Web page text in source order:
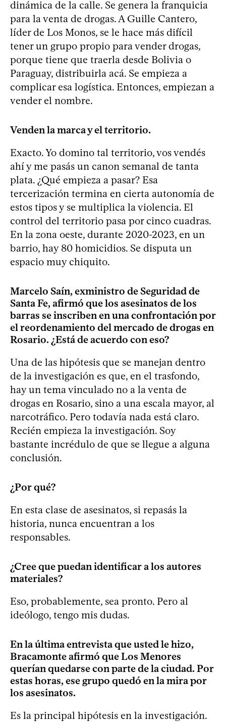
dinámica de la calle. Se genera la franquicia
para la venta de drogas. A Guille Cantero,
líder de Los Monos, se le hace más difícil
tener un grupo propio para vender drogas,
porque tiene que traerla desde Bolivia o
Paraguay, distribuirla acá. Se empieza a
complicar esa logística. Entonces, empiezan a
vender el nombre.
Venden la marca y el territorio.
Exacto. Yo domino tal territorio, vos vendés
ahí y me pasás un canon semanal de tanta
plata. ¿Qué empieza a pasar? Esa
tercerización termina en cierta autonomía de
estos tipos y se multiplica la violencia. El
control del territorio pasa por cinco cuadras.
En la zona oeste, durante 2020-2023, en un
barrio, hay 80 homicidios. Se disputa un
espacio muy chiquito.
Marcelo Saín, exministro de Seguridad de
Santa Fe, afirmó que los asesinatos de los
barras se inscriben en una confrontación por
el reordenamiento del mercado de drogas en
Rosario. ¿Está de acuerdo con eso?
Una de las hipótesis que se manejan dentro
de la investigación es que, en el trasfondo,
hay un tema vinculado no a la venta de
drogas en Rosario, sino a una escala mayor, al
narcotráfico. Pero todavía nada está claro.
Recién empieza la investigación. Soy
bastante incrédulo de que se llegue a alguna
conclusión.
¿Por qué?
En esta clase de asesinatos, si repasás la
historia, nunca encuentran a los
responsables.
¿Cree que puedan identificar a los autores
materiales?
Eso, probablemente, sea pronto. Pero al
ideólogo, tengo mis dudas.
En la última entrevista que usted le hizo,
Bracamonte afirmó que Los Menores
querían quedarse con parte de la ciudad. Por
estas horas, ese grupo quedó en la mira por
los asesinatos.
Es la principal hipótesis en la investigación.